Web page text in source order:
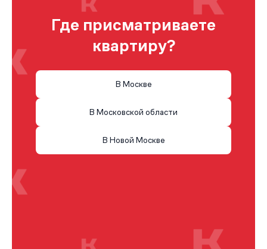
Где присматриваете
квартиру?
В Москве
В Московской области
В Новой Москве